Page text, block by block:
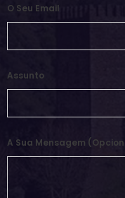
O Seu Email
Assunto
A Sua Mensagem